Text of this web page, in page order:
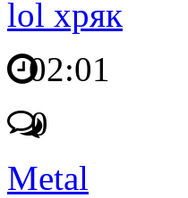
lol хряк
02:01
0
Metal